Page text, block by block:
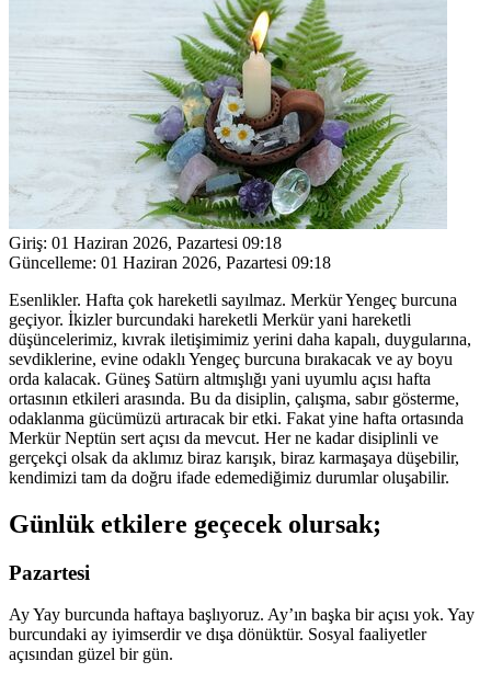
Giriş: 01 Haziran 2026, Pazartesi 09:18
Güncelleme: 01 Haziran 2026, Pazartesi 09:18
Esenlikler. Hafta çok hareketli sayılmaz. Merkür Yengeç burcuna
geçiyor. İkizler burcundaki hareketli Merkür yani hareketli
düşüncelerimiz, kıvrak iletişimimiz yerini daha kapalı, duygularına,
sevdiklerine, evine odaklı Yengeç burcuna bırakacak ve ay boyu
orda kalacak. Güneş Satürn altmışlığı yani uyumlu açısı hafta
ortasının etkileri arasında. Bu da disiplin, çalışma, sabır gösterme,
odaklanma gücümüzü artıracak bir etki. Fakat yine hafta ortasında
Merkür Neptün sert açısı da mevcut. Her ne kadar disiplinli ve
gerçekçi olsak da aklımız biraz karışık, biraz karmaşaya düşebilir,
kendimizi tam da doğru ifade edemediğimiz durumlar oluşabilir.
Günlük etkilere geçecek olursak;
Pazartesi
Ay Yay burcunda haftaya başlıyoruz. Ay’ın başka bir açısı yok. Yay
burcundaki ay iyimserdir ve dışa dönüktür. Sosyal faaliyetler
açısından güzel bir gün.